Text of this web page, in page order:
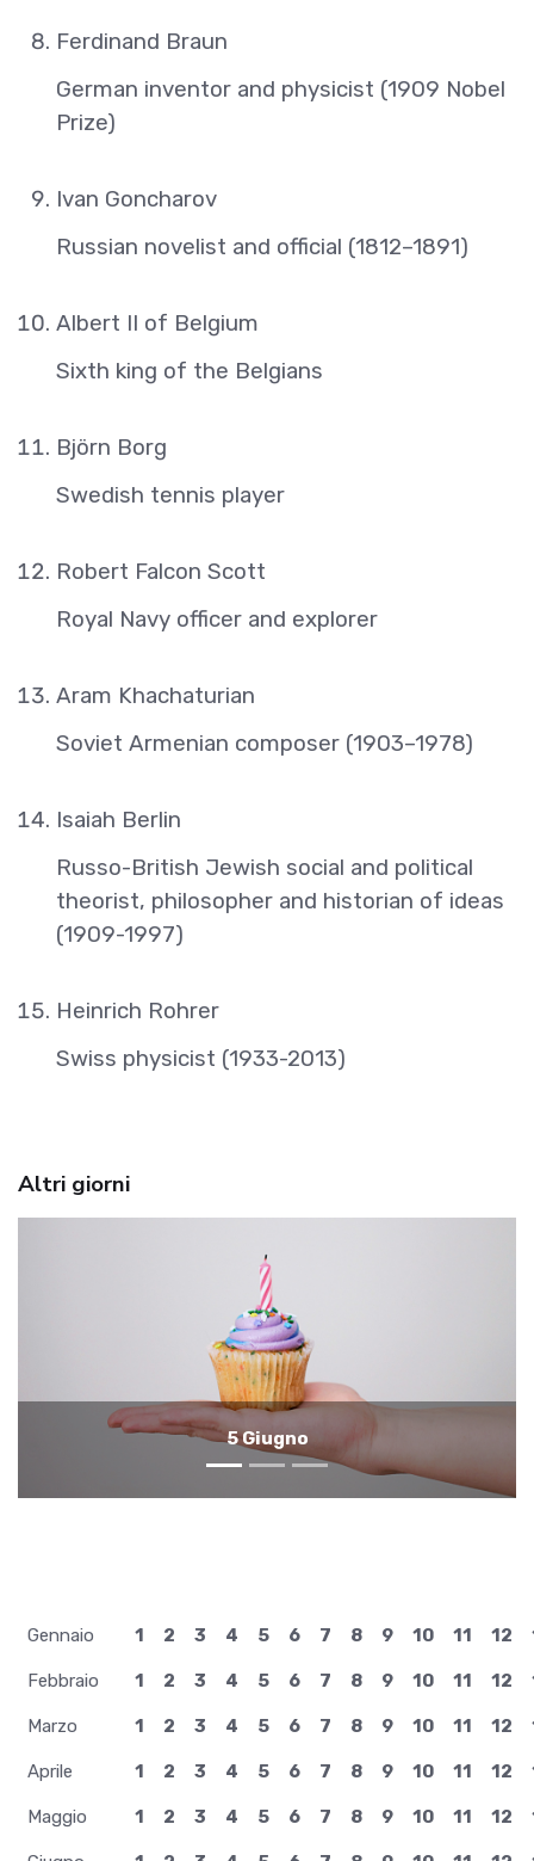
Ferdinand Braun
German inventor and physicist (1909 Nobel
Prize)
Ivan Goncharov
Russian novelist and official (1812–1891)
Albert II of Belgium
Sixth king of the Belgians
Björn Borg
Swedish tennis player
Robert Falcon Scott
Royal Navy officer and explorer
Aram Khachaturian
Soviet Armenian composer (1903–1978)
Isaiah Berlin
Russo-British Jewish social and political
theorist, philosopher and historian of ideas
(1909-1997)
Heinrich Rohrer
Swiss physicist (1933-2013)
Altri giorni
4 Giugno
Gennaio 1 2 3 4 5 6 7 8 9 10 11 12
Febbraio 1 2 3 4 5 6 7 8 9 10 11 12
Marzo 1 2 3 4 5 6 7 8 9 10 11 12
Aprile 1 2 3 4 5 6 7 8 9 10 11 12
Maggio 1 2 3 4 5 6 7 8 9 10 11 12